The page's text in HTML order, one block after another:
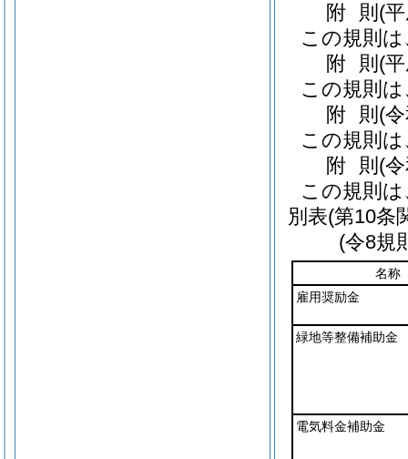
附 則 (
この規則
附 則 (
この規則
附 則 (
この規則
附 則 (
この規則
別表(第10条
(令8規
名称
雇用奨励金
緑地等整備補助金
電気料金補助金